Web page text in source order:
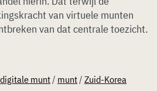
van virtuele munten
van dat centrale toezicht.
digitale munt/ munt/ Zuid-Korea